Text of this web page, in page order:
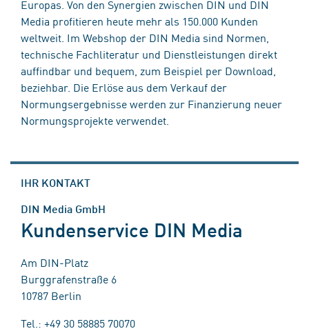
Europas. Von den Synergien zwischen DIN und DIN
Media profitieren heute mehr als 150.000 Kunden
weltweit. Im Webshop der DIN Media sind Normen,
technische Fachliteratur und Dienstleistungen direkt
auffindbar und bequem, zum Beispiel per Download,
beziehbar. Die Erlöse aus dem Verkauf der
Normungsergebnisse werden zur Finanzierung neuer
Normungsprojekte verwendet.
IHR KONTAKT
DIN Media GmbH
Kundenservice DIN Media
Am DIN-Platz
Burggrafenstraße 6
10787 Berlin
Tel.: +49 30 58885 70070